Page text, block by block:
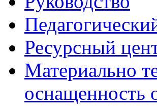
Ресурсный
Материально
оснащенность